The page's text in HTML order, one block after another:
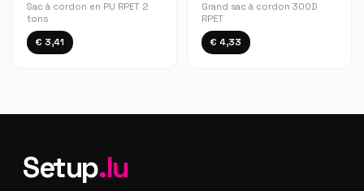
Sac à cordon en PU RPET 2
tons
€ 3,41
Grand sac à cordon 300D
RPET
€ 4,33
Setup.lu